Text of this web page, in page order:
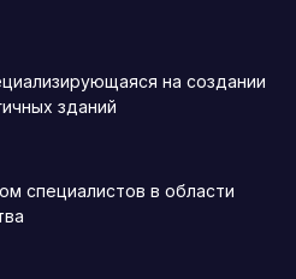
на создании
зданий
специалистов в области